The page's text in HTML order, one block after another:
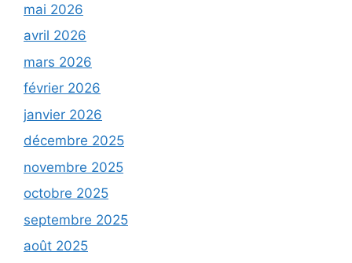
mai 2026
avril 2026
mars 2026
février 2026
janvier 2026
décembre 2025
novembre 2025
octobre 2025
septembre 2025
août 2025